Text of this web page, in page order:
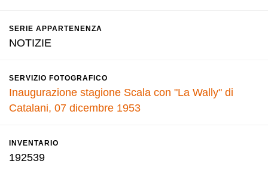
SERIE APPARTENENZA
NOTIZIE
SERVIZIO FOTOGRAFICO
Inaugurazione stagione Scala con "La Wally" di
Catalani, 07 dicembre 1953
INVENTARIO
192539